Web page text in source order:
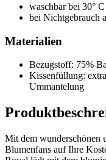
waschbar bei 30° C
bei Nichtgebrauch
Materialien
Bezugstoff: 75%
Kissenfüllung:
Ummantelung
Mit dem wunderschönen
Blumenfans auf Ihre